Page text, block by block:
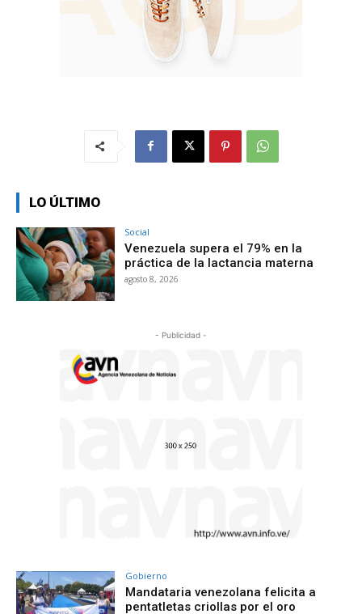
LO ÚLTIMO
Social
Venezuela supera el 79% en la
práctica de la lactancia materna
agosto 8, 2026
- Publicidad -
Gobierno
Mandataria venezolana felicita a
pentatletas criollas por el oro